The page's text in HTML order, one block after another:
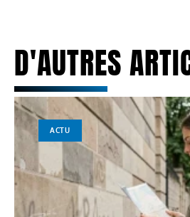
D'AUTRES
ACTU